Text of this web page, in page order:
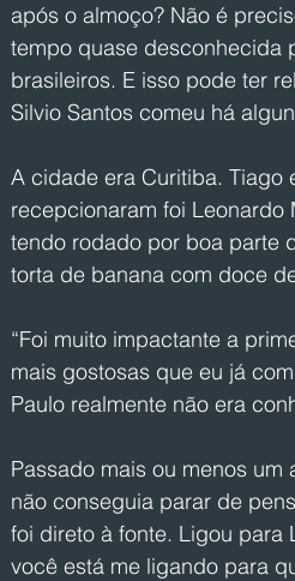
após o almoço? Não é
tempo quase desconhecida
brasileiros. E isso pode ter
Silvio Santos comeu há
A cidade era Curitiba. Tiago
recepcionaram foi
tendo rodado por boa parte
torta de banana com doce
“Foi muito impactante a
mais gostosas que eu já
Paulo realmente não era
Passado mais ou menos
não conseguia parar de
foi direto à fonte. Ligou para
você está me ligando para